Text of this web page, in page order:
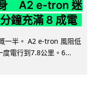
A2 e-tron 迷
鐘充滿 8 成電
一半。 A2 e-tron 風阻低
電行到7.8公里。6...